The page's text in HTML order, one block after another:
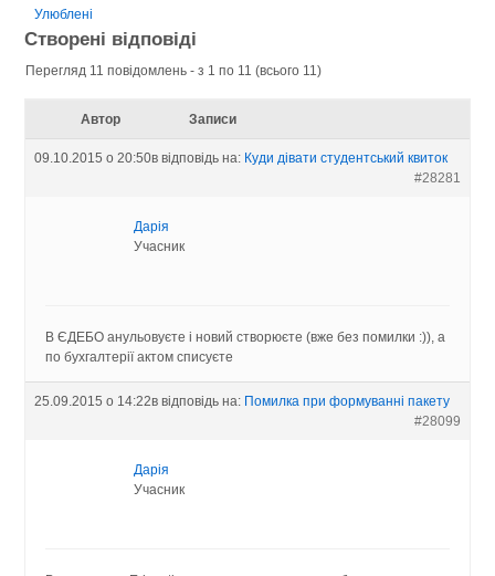
Улюблені
Створені відповіді
Перегляд 11 повідомлень - з 1 по 11 (всього 11)
Автор Записи
09.10.2015 о 20:50в відповідь на: Куди дівати студентський квиток
#28281
Дарія
Учасник
В ЄДЕБО анульовуєте і новий створюєте (вже без помилки :)), а
по бухгалтерії актом списуєте
25.09.2015 о 14:22в відповідь на: Помилка при формуванні пакету
#28099
Дарія
Учасник